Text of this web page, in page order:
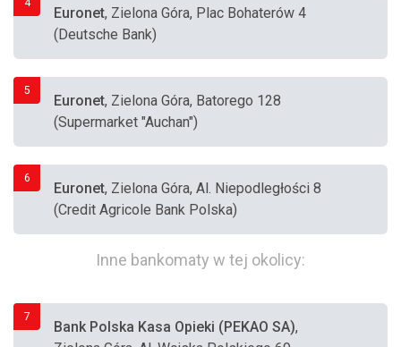
4
Euronet, Zielona Góra, Plac Bohaterów 4
(Deutsche Bank)
5
Euronet, Zielona Góra, Batorego 128
(Supermarket "Auchan")
6
Euronet, Zielona Góra, Al. Niepodległości 8
(Credit Agricole Bank Polska)
Inne bankomaty w tej okolicy:
7
Bank Polska Kasa Opieki (PEKAO SA),